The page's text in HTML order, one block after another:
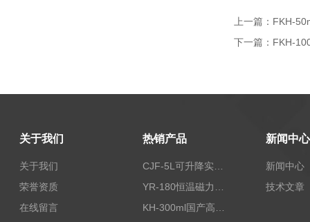
上一篇： FKH-
下一篇： FKH-
关于我们
关于我们
荣誉资质
在线留言
热销产品 新闻中心
新闻中心
技术文章